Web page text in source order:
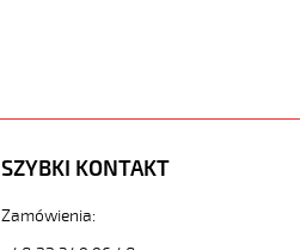
SZYBKI KONTAKT
Zamówienia: